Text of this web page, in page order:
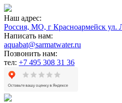
Наш адрес:
Россия, МО, г Красноармейск ул.
Написать нам:
aquabat@sarmatwater.ru
Позвонить нам:
тел: +7 495 308 31 36